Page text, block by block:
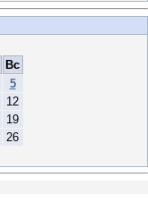
Вс
5
12
19
26